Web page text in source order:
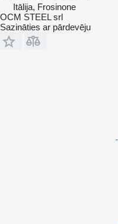
Itālija, Frosinone
OCM STEEL srl
Sazināties ar pārdevēju